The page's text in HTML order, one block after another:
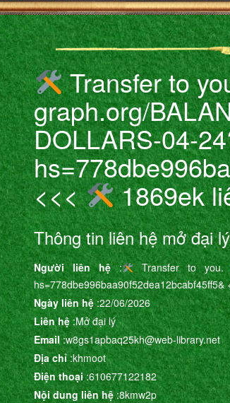
Transfer to
graph.org/
DOLLARS-04-
<<< 1869ek
Thông tin liên hệ mở đại lý
Người liên hệ:
Transfer to you.
hs=778dbe996baa90f52dea12bcabf45ff5&
Ngày liên hệ:22/06/2026
Liên hệ:Mở đại lý
Email:w8gs1apbaq25kh@web-library.net
Địa chỉ:khmoot
Điện thoại:610677122182
Nội dung liên hệ:8kmw2p